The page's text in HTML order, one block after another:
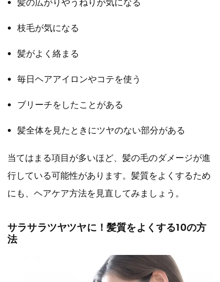
枝毛が気になる
髪がよく絡まる
毎日ヘアアイロンやコテを使う
ブリーチをしたことがある
髪全体を見たときにツヤのない部分がある
当てはまる項目が多いほど、髪の毛のダメージが進
行している可能性があります。髪質をよくするため
にも、ヘアケア方法を見直してみましょう。
サラサラツヤツヤに！髪質をよくする10の方
法